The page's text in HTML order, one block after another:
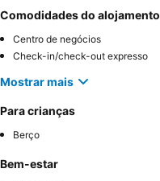
Comodidades do alojamento
Centro de negócios
Check-in/check-out expresso
Mostrar mais
Para crianças
Berço
Bem-estar